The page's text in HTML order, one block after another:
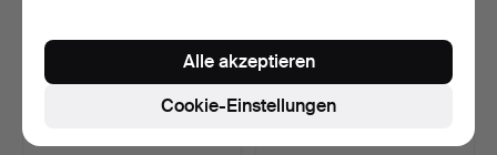
GELDKASSETTE, Eisen,
Beendet 10. Jun 2026
SONNENLIEGE, Metall,
verstellbar, mit Räde…
Beendet 10. Jun 2026
8 Gebote
Cookie-Einstellungen
Alle akzeptieren